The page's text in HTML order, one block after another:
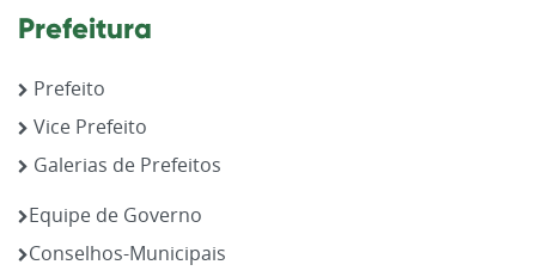
Prefeitura
Prefeito
Vice Prefeito
Galerias de Prefeitos
Equipe de Governo
Conselhos-Municipais